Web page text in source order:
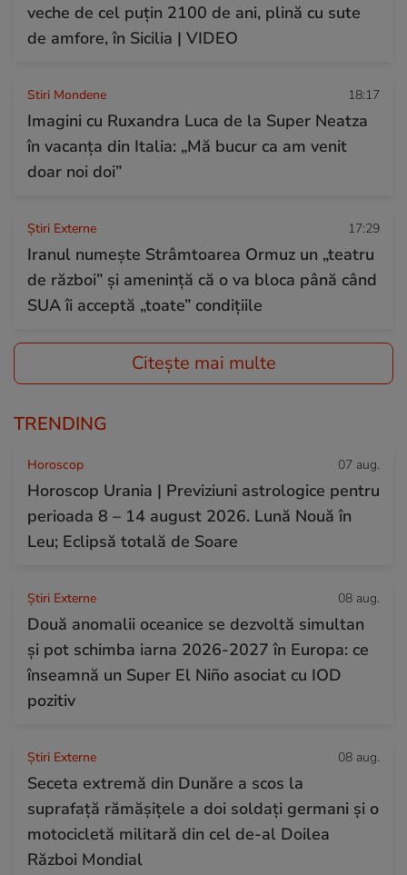
veche de cel puțin 2100 de ani, plină cu sute
de amfore, în Sicilia | VIDEO
Stiri Mondene 18:17
Imagini cu Ruxandra Luca de la Super Neatza
în vacanța din Italia: „Mă bucur ca am venit
doar noi doi”
Știri Externe 17:29
Iranul numește Strâmtoarea Ormuz un „teatru
de război” și amenință că o va bloca până când
SUA îi acceptă „toate” condițiile
Citește mai multe
TRENDING
Horoscop 07 aug.
Horoscop Urania | Previziuni astrologice pentru
perioada 8 – 14 august 2026. Lună Nouă în
Leu; Eclipsă totală de Soare
Știri Externe 08 aug.
Două anomalii oceanice se dezvoltă simultan
și pot schimba iarna 2026-2027 în Europa: ce
înseamnă un Super El Niño asociat cu IOD
pozitiv
Știri Externe 08 aug.
Seceta extremă din Dunăre a scos la
suprafață rămășițele a doi soldați germani și o
motocicletă militară din cel de-al Doilea
Război Mondial